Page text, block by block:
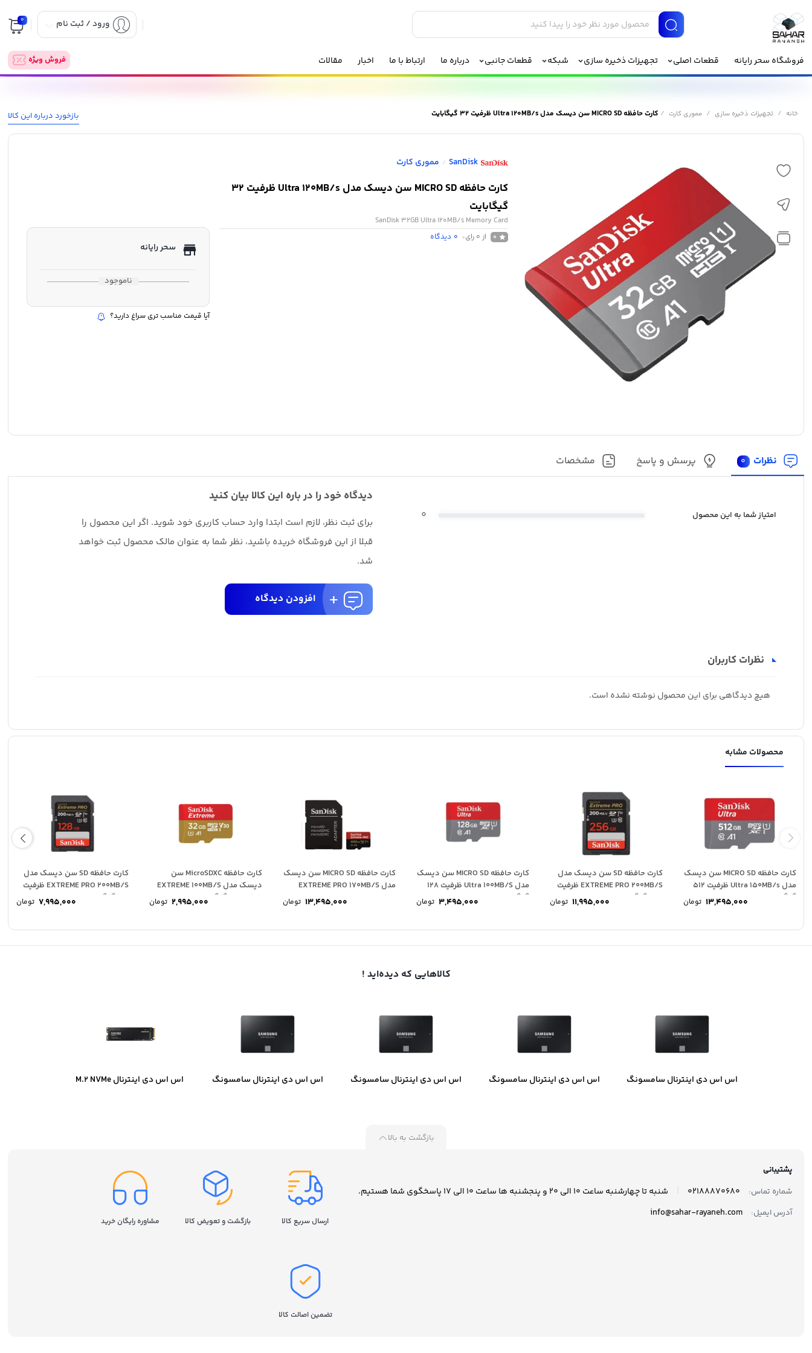
ورود / ثبت نام 0
فروشگاه سحر رایانه قطعات اصلی تجهیزات ذخیره سازی شبکه قطعات جانبی درباره ما ارتباط با ما اخبار مقالات فروش ویژه
بازخورد درباره این کالا خانه / تجهیزات ذخیره سازی / مموری کارت / کارت حافظه MICRO SD سن دیسک مدل Ultra 120MB/s ظرفیت 32 گیگابایت
SanDisk
/ مموری کارت
کارت حافظه MICRO SD سن دیسک مدل Ultra 120MB/s ظرفیت 32
گیگابایت
SanDisk 32GB Ultra 120MB/s Memory Card
0 از 0 رای 0 دیدگاه
سحر رایانه
ناموجود
آیا قیمت مناسب تری سراغ دارید؟
نظرات 0 پرسش و پاسخ مشخصات
امتیاز شما به این محصول 0
دیدگاه خود را در باره این کالا بیان کنید
برای ثبت نظر، لازم است ابتدا وارد حساب کاربری خود شوید. اگر این محصول را
قبلا از این فروشگاه خریده باشید، نظر شما به عنوان مالک محصول ثبت خواهد
شد.
افزودن دیدگاه
نظرات کاربران
هیچ دیدگاهی برای این محصول نوشته نشده است.
محصولات مشابه
کارت حافظه MICRO SD سن دیسک
مدل Ultra 150MB/s ظرفیت 512
گیگابایت
13,495,000 تومان
کارت حافظه SD سن دیسک مدل
EXTREME PRO 200MB/S ظرفیت
11,995,000 تومان
کارت حافظه MICRO SD سن دیسک
مدل Ultra 100MB/S ظرفیت 128
گیگابایت
3,495,000 تومان
کارت حافظه MICRO SD سن دیسک
مدل EXTREME PRO 170MB/S
13,495,000 تومان
کارت حافظه MicroSDXC سن
دیسک مدل EXTREME 100MB/S
2,995,000 تومان
کارت حافظه SD سن دیسک مدل
EXTREME PRO 200MB/S ظرفیت
7,995,000 تومان
کالاهایی که دیده‌اید !
اس اس دی اینترنال سامسونگ
اس اس دی اینترنال سامسونگ
اس اس دی اینترنال سامسونگ
اس اس دی اینترنال سامسونگ
اس اس دی اینترنال M.2 NVMe
بازگشت به بالا
پشتیبانی
شماره تماس:
02188870680 شنبه تا چهارشنبه ساعت 10 الی 20 و پنجشنبه ها ساعت 10 الی 17 پاسخگوی شما هستیم.
آدرس ایمیل: info@sahar-rayaneh.com
ارسال سریع کالا بازگشت و تعویض کالا مشاوره رایگان خرید
تضمین اصالت کالا